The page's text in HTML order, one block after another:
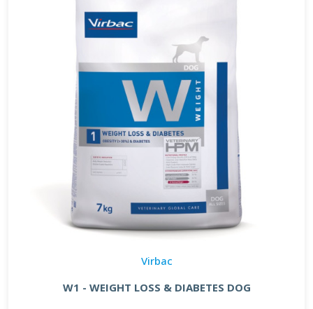
Virbac
W1 - WEIGHT LOSS & DIABETES DOG